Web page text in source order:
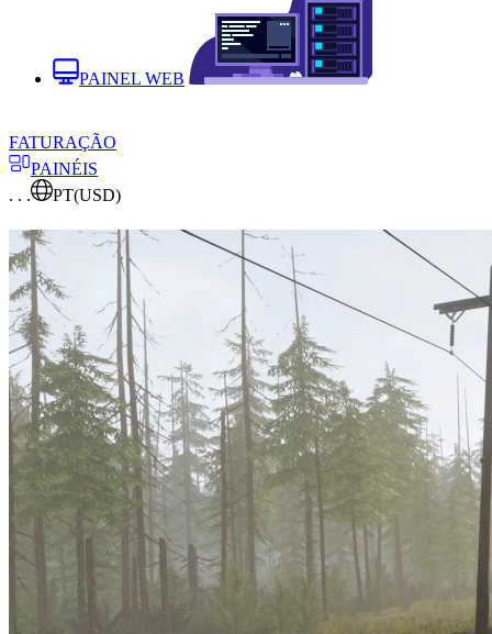
PAINEL WEB
FATURAÇÃO
PAINÉIS
. . .
PT(USD)